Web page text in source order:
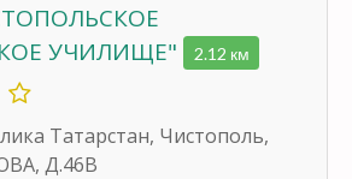
УЧИЛИЩЕ"
2.12 км
Татарстан, Чистополь,
Д.46В